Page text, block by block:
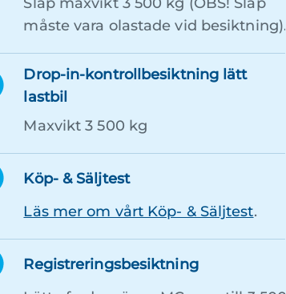
måste vara olastade vid besiktning).
Drop-in-kontrollbesiktning lätt
lastbil
Maxvikt 3 500 kg
Köp- & Säljtest
Läs mer om vårt Köp- & Säljtest.
Registreringsbesiktning